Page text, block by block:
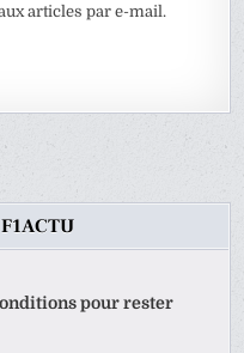
articles par e-mail.
pour rester